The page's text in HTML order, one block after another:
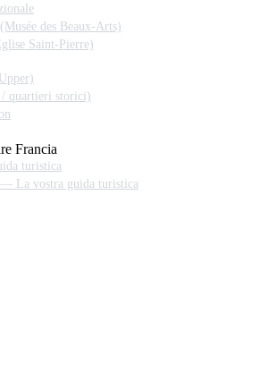
des Beaux-Arts)
Saint-Pierre)
/ quartieri storici)
Francia
turistica
La vostra guida turistica